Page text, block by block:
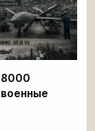
8000